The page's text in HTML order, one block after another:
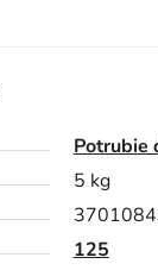
Potrubie
5 kg
125